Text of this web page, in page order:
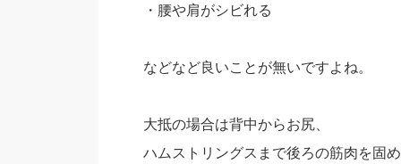
・腰や肩がシビれる
などなど良いことが無いですよね。
大抵の場合は背中からお尻、
ハムストリングスまで後ろの筋肉を固